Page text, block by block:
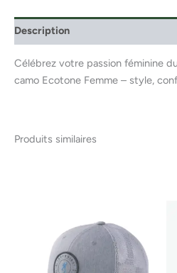
Description
Célébrez votre passion féminine
camo Ecotone Femme – style,
Produits similaires